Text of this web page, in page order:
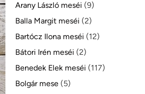
Arany László meséi (9)
Balla Margit meséi (2)
Bartócz Ilona meséi (12)
Bátori Irén meséi (2)
Benedek Elek meséi (117)
Bolgár mese (5)